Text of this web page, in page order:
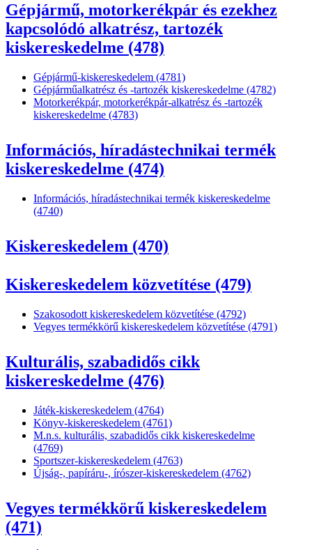
Gépjármű, motorkerékpár és ezekhez
kapcsolódó alkatrész, tartozék
kiskereskedelme (478)
Gépjármű-kiskereskedelem (4781)
Gépjárműalkatrész és -tartozék kiskereskedelme (4782)
Motorkerékpár, motorkerékpár-alkatrész és -tartozék
kiskereskedelme (4783)
Információs, híradástechnikai termék
kiskereskedelme (474)
Információs, híradástechnikai termék kiskereskedelme
(4740)
Kiskereskedelem (470)
Kiskereskedelem közvetítése (479)
Szakosodott kiskereskedelem közvetítése (4792)
Vegyes termékkörű kiskereskedelem közvetítése (4791)
Kulturális, szabadidős cikk
kiskereskedelme (476)
Játék-kiskereskedelem (4764)
Könyv-kiskereskedelem (4761)
M.n.s. kulturális, szabadidős cikk kiskereskedelme
(4769)
Sportszer-kiskereskedelem (4763)
Újság-, papíráru-, írószer-kiskereskedelem (4762)
Vegyes termékkörű kiskereskedelem
(471)